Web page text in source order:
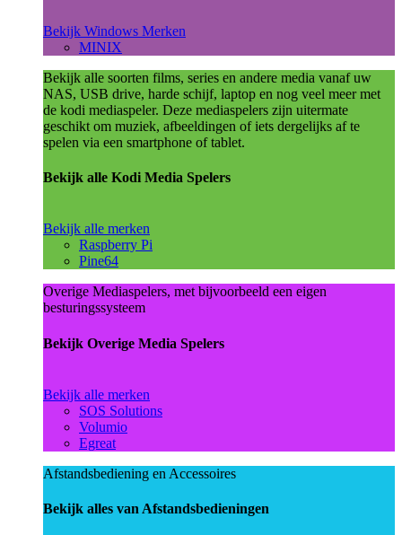
Bekijk Windows Merken
MINIX
Bekijk alle soorten films, series en andere media vanaf uw
NAS, USB drive, harde schijf, laptop en nog veel meer met
de kodi mediaspeler. Deze mediaspelers zijn uitermate
geschikt om muziek, afbeeldingen of iets dergelijks af te
spelen via een smartphone of tablet.
Bekijk alle Kodi Media Spelers
Bekijk alle merken
Raspberry Pi
Pine64
Overige Mediaspelers, met bijvoorbeeld een eigen
besturingssysteem
Bekijk Overige Media Spelers
Bekijk alle merken
SOS Solutions
Volumio
Egreat
Afstandsbediening en Accessoires
Bekijk alles van Afstandsbedieningen